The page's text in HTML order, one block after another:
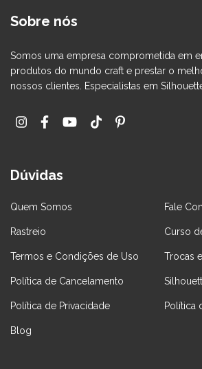
Sobre nós
Somos uma empresa comprometida em
produtos do mundo craft e prestar o
nossos clientes. Especialistas em
Dúvidas
Quem Somos Fale
Rastreio Curso
Termos e Condições de Uso Trocas
Política de Cancelamento
Política de Privacidade Política
Blog